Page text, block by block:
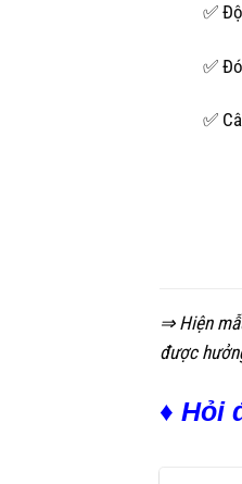
✅
✅
✅
⇒ Hiện
được
♦ Hỏi